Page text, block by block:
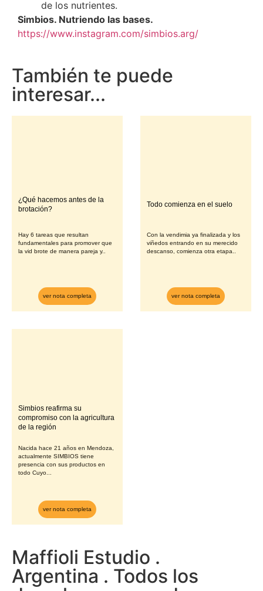
de los nutrientes.
Simbios. Nutriendo las bases.
https://www.instagram.com/simbios.arg/
También te puede
interesar...
¿Qué hacemos antes de la
brotación?
Hay 6 tareas que resultan
fundamentales para promover que
la vid brote de manera pareja y..
ver nota completa
Todo comienza en el suelo
Con la vendimia ya finalizada y los
viñedos entrando en su merecido
descanso, comienza otra etapa..
ver nota completa
Simbios reafirma su
compromiso con la agricultura
de la región
Nacida hace 21 años en Mendoza,
actualmente SIMBIOS tiene
presencia con sus productos en
todo Cuyo...
ver nota completa
Maffioli Estudio .
Argentina . Todos los